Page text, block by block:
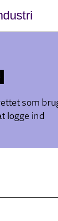
som
logge ind